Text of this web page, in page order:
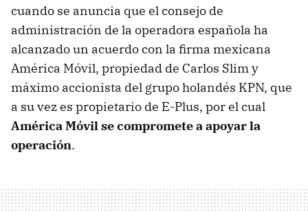
cuando se anuncia que el consejo de
administración de la operadora española ha
alcanzado un acuerdo con la firma mexicana
América Móvil, propiedad de Carlos Slim y
máximo accionista del grupo holandés KPN, que
a su vez es propietario de E-Plus, por el cual
América Móvil se compromete a apoyar la
operación.